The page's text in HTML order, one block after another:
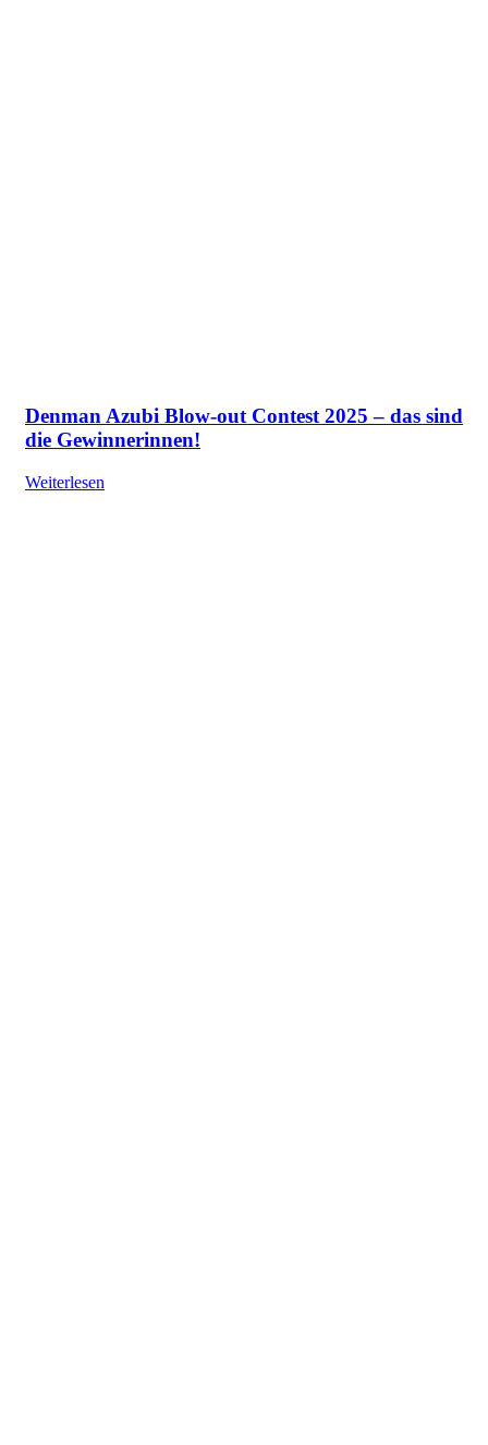
Denman Azubi Blow-out Contest 2025 – das sind
die Gewinnerinnen!
Weiterlesen